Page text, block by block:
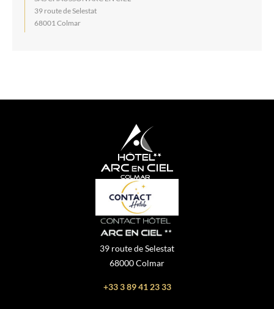
39 route de Selestat
68001 Colmar
39 route de Selestat
68000 Colmar
+33 3 89 41 23 33